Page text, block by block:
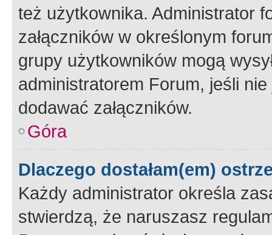
też użytkownika. Administrator
załączników w określonym
grupy użytkowników mogą
administratorem Forum, jeśli
dodawać załączników.
Góra
Dlaczego dostałam(em)
Każdy administrator określa
stwierdzą, że naruszasz